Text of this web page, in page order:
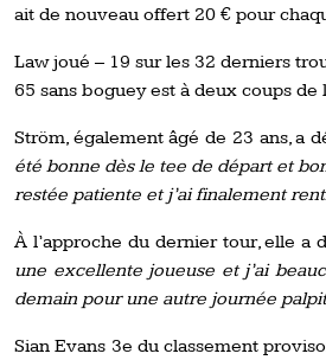
ait de nouveau offert 20 € pour
Law joué – 19 sur les 32 derniers
65 sans boguey est à deux coups de
Ström, également âgé de 23 ans, a
été bonne dès le tee de départ et
restée patiente et j’ai finalement
À l’approche du dernier tour, elle a
une excellente joueuse et j’ai
demain pour une autre journée
Sian Evans 3e du classement